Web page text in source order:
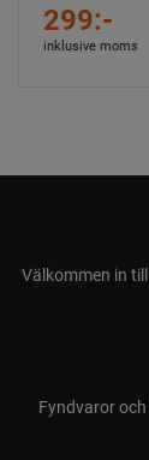
Stickproppen är
kan enkelt rullas
299:-
inklusive moms
Välkommen in
Fyndvaror